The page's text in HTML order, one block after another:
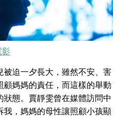
影
被迫一夕長大，雖然不安、害
顧媽媽的責任，而這樣的舉動
狀態。賈靜雯曾在媒體訪問中
我，媽媽的母性讓照顧小孩顯